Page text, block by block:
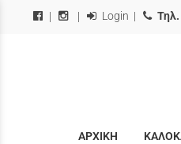
Login | Τηλ.
ΑΡΧΙΚΗ